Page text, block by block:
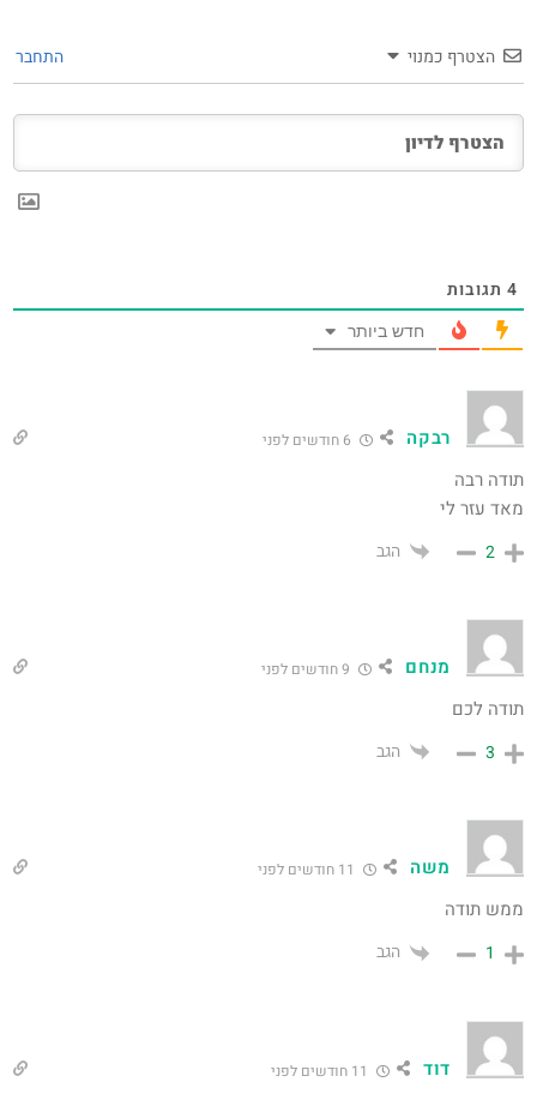
הצטרף כמנוי התחבר
4 תגובות
חדש ביותר
רבקה
תודה רבה
מאד עזר לי
2 הגב
מנחם
תודה לכם
3 הגב
משה
ממש תודה
1 הגב
דוד